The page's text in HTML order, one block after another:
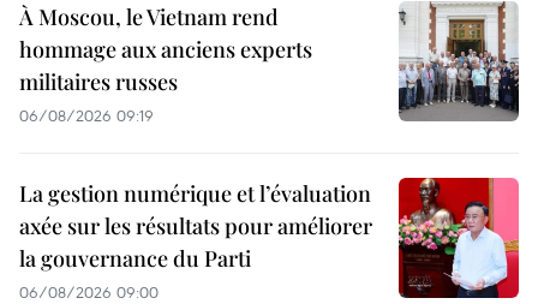
À Moscou, le Vietnam rend
hommage aux anciens experts
militaires russes
06/08/2026 09:19
La gestion numérique et l’évaluation
axée sur les résultats pour améliorer
la gouvernance du Parti
06/08/2026 09:00